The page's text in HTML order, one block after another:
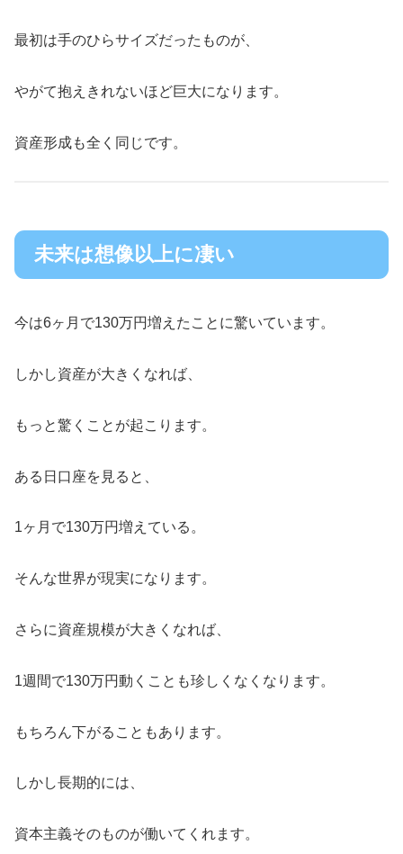
最初は手のひらサイズだったものが、
やがて抱えきれないほど巨大になります。
資産形成も全く同じです。
未来は想像以上に凄い
今は6ヶ月で130万円増えたことに驚いています。
しかし資産が大きくなれば、
もっと驚くことが起こります。
ある日口座を見ると、
1ヶ月で130万円増えている。
そんな世界が現実になります。
さらに資産規模が大きくなれば、
1週間で130万円動くことも珍しくなくなります。
もちろん下がることもあります。
しかし長期的には、
資本主義そのものが働いてくれます。